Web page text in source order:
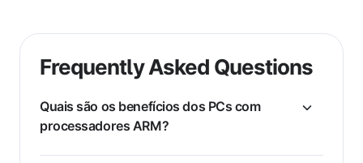
Frequently Asked Questions
Quais são os benefícios dos PCs com
processadores ARM?